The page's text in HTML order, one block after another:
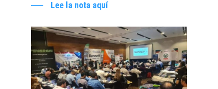
Lee la nota aquí